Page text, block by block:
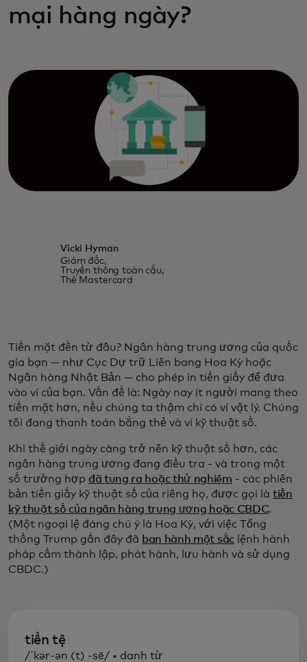
mại hàng ngày?
Vicki Hyman
Giám đốc,
Truyền thông toàn cầu,
Thẻ Mastercard
Tiền mặt đến từ đâu? Ngân hàng trung ương của quốc
gia bạn — như Cục Dự trữ Liên bang Hoa Kỳ hoặc
Ngân hàng Nhật Bản — cho phép in tiền giấy để đưa
vào ví của bạn. Vấn đề là: Ngày nay ít người mang theo
tiền mặt hơn, nếu chúng ta thậm chí có ví vật lý. Chúng
tôi đang thanh toán bằng thẻ và ví kỹ thuật số.
Khi thế giới ngày càng trở nên kỹ thuật số hơn, các
ngân hàng trung ương đang điều tra - và trong một
số trường hợp đã tung ra hoặc thử nghiệm - các phiên
bản tiền giấy kỹ thuật số của riêng họ, được gọi là tiền
kỹ thuật số của ngân hàng trung ương hoặc CBDC.
(Một ngoại lệ đáng chú ý là Hoa Kỳ, với việc Tổng
thống Trump gần đây đã ban hành một sắclệnh hành
pháp cấm thành lập, phát hành, lưu hành và sử dụng
CBDC.)
tiền tệ
/ˈkər-ən (t) -sē/ • danh từ